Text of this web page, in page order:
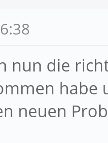
nun die
habe
neuen